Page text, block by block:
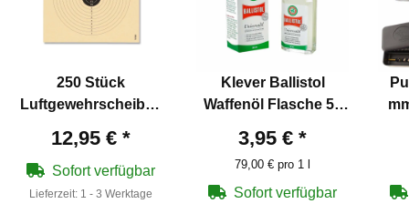
250 Stück
Luftgewehrscheiben
12,95 € *
Sofort verfügbar
Lieferzeit: 1 - 3 Werktage
Klever Ballistol
Waffenöl Flasche 50
3,95 € *
79,00 € pro 1 l
Sofort verfügbar